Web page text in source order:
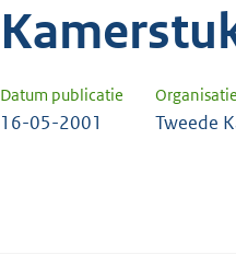
Datum publicatie Organisatie
16-05-2001 Tweede